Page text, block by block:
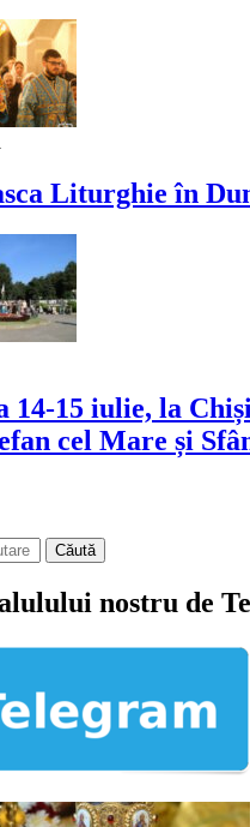
Liturghie în
14-15 iulie, la
cel Mare și
Căută
nostru de